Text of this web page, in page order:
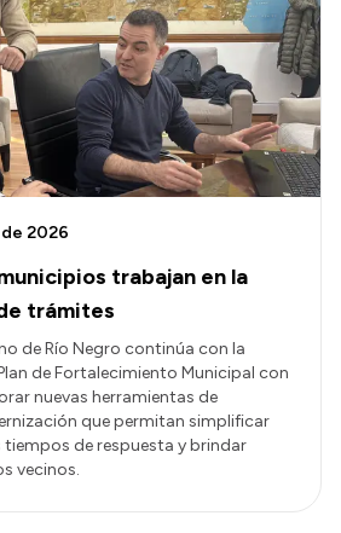
proveedores
trabajan en la
trámites
2026
de Río Negro continúa con la
de Fortalecimiento Municipal con
nuevas herramientas de
que permitan simplificar
de respuesta y brindar
vecinos.